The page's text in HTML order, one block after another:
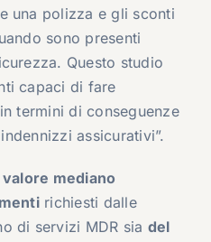
una polizza e gli sconti
sono presenti
Questo studio
capaci di fare
termini di conseguenze
assicurativi”.
valore mediano
richiesti dalle
di servizi MDR sia del